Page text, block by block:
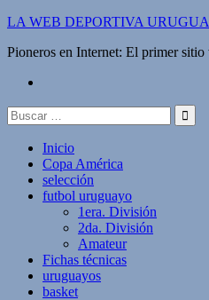
Saltar
contenido
LA WEB DEPORTIVA
Pioneros en Internet: El primer
Buscar:
Inicio
Copa América
selección
futbol uruguayo
1era. División
2da. División
Amateur
Fichas técnicas
uruguayos
basket